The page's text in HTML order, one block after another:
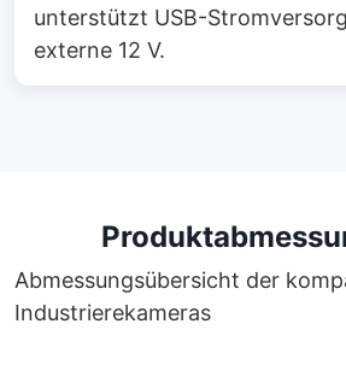
unterstützt USB-
externe 12 V.
Abmessungsübersicht der
Industrierekameras